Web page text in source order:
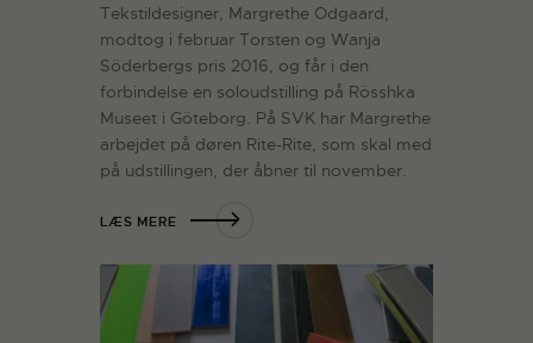
Tekstildesigner, Margrethe Odgaard,
modtog i februar Torsten og Wanja
Söderbergs pris 2016, og får i den
forbindelse en soloudstilling på Rösshka
Museet i Göteborg. På SVK har Margrethe
arbejdet på døren Rite-Rite, som skal med
på udstillingen, der åbner til november.
LÆS MERE